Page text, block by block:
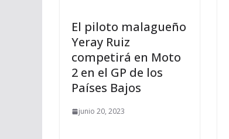
El piloto malagueño
Yeray Ruiz
competirá en Moto
2 en el GP de los
Países Bajos
junio 20, 2023